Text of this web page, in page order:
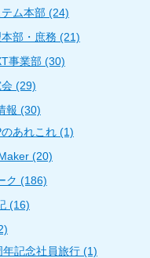
ム本部 (24)
部・庶務 (21)
事業部 (30)
(29)
報 (30)
のあれこれ (1)
(20)
ク (186)
(16)
年記念社員旅行 (1)